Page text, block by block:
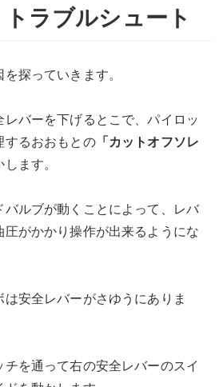
ラブルシュート
探っていきます。
バーを下げるとこで、パイロッ
するおおもとの「カットオフソレ
ます。
バルブが動くことによって、レバ
がかかり操作が出来るようにな
安全レバーがさゆうにありま
を通って右の安全レバーのスイ